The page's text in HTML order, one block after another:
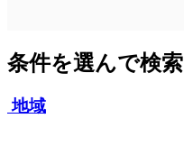
条件を選んで検索
地域